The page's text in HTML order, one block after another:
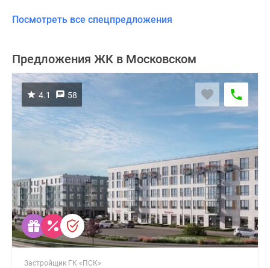
Посмотреть все спецпредложения
Предложения ЖК в Московском
4.1 58
Застройщик ГК «ПСК»